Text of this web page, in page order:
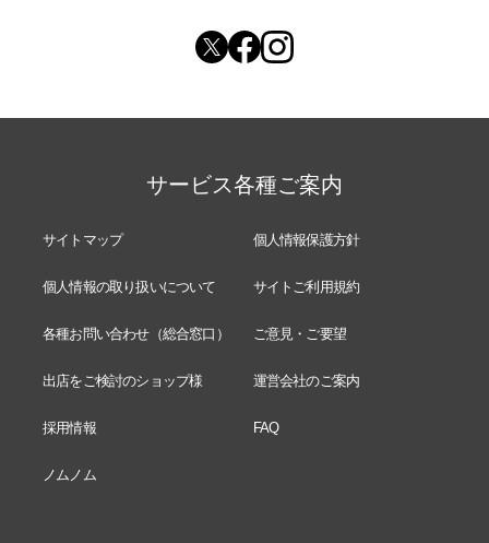
サービス各種ご案内
サイトマップ 個人情報保護方針
個人情報の取り扱いについて サイトご利用規約
各種お問い合わせ（総合窓口） ご意見・ご要望
出店をご検討のショップ様 運営会社のご案内
採用情報 FAQ
ノムノム